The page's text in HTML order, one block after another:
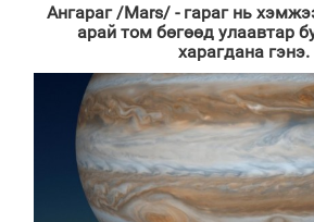
Ангараг/Mars/ - гараг нь
арай том бөгөөд улаавтар
харагдана гэнэ.